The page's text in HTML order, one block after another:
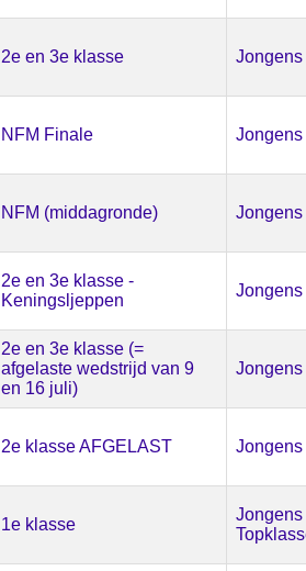
2e en 3e klasse Jongens
NFM Finale Jongens
NFM (middagronde) Jongens
2e en 3e klasse -
Keningsljeppen
Jongens
2e en 3e klasse (=
afgelaste wedstrijd van 9
en 16 juli)
Jongens
2e klasse AFGELAST Jongens
1e klasse
Jongens